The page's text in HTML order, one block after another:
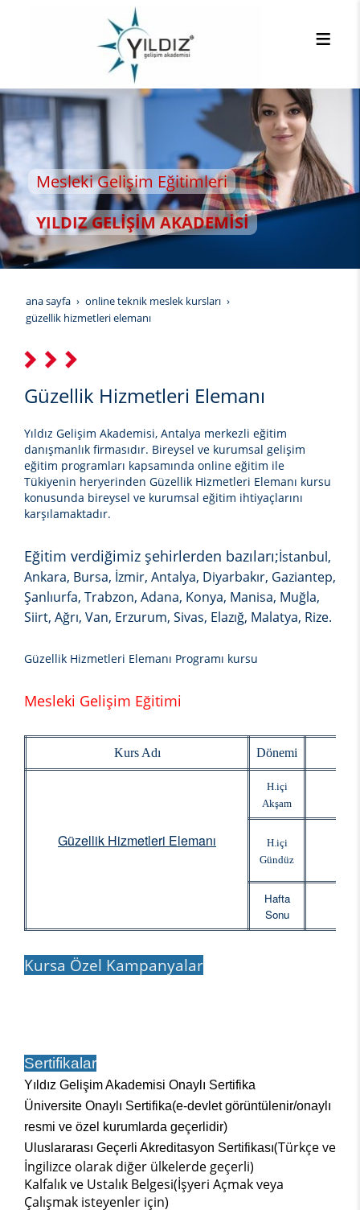
Gelişim Eğitimleri
GELİŞİM AKADEMİSİ
ana sayfa
online teknik meslek kursları
güzellik hizmetleri elemanı
Güzellik Hizmetleri Elemanı
Yıldız Gelişim Akademisi, Antalya merkezli eğitim
danışmanlık firmasıdır. Bireysel ve kurumsal gelişim
eğitim programları kapsamında online eğitim ile
Tükiyenin heryerinden Güzellik Hizmetleri Elemanı kursu
konusunda bireysel ve kurumsal eğitim ihtiyaçlarını
karşılamaktadır.
Eğitim verdiğimiz şehirlerden bazıları;İstanbul,
Ankara, Bursa, İzmir, Antalya, Diyarbakır, Gaziantep,
Şanlıurfa, Trabzon, Adana, Konya, Manisa, Muğla,
Siirt, Ağrı, Van, Erzurum, Sivas, Elazığ, Malatya, Rize.
Güzellik Hizmetleri Elemanı Programı kursu
Mesleki Gelişim Eğitimi
Kurs Adı Dönemi
Güzellik Hizmetleri Elemanı
H.içi
Akşam
H.içi
Gündüz
Hafta
Sonu
Kursa Özel Kampanyalar
Sertifikalar
Yıldız Gelişim Akademisi Onaylı Sertifika
Üniversite Onaylı Sertifika(e-devlet görüntülenir/onaylı
resmi ve özel kurumlarda geçerlidir)
Uluslararası Geçerli Akreditasyon Sertifikası(Türkçe ve
İngilizce olarak diğer ülkelerde geçerli)
Kalfalık ve Ustalık Belgesi(İşyeri Açmak veya
Çalışmak isteyenler için)